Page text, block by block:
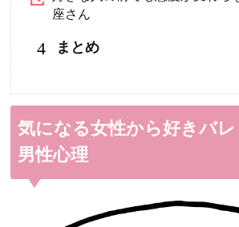
座さん
4 まとめ
気になる女性から好きバレした場合の
男性心理